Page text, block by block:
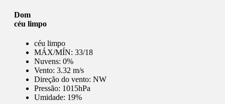
Dom
céu limpo
céu limpo
MÁX/MÍN: 33/18
Nuvens: 0%
Vento: 3.32 m/s
Direção do vento: NW
Pressão: 1015hPa
Umidade: 19%